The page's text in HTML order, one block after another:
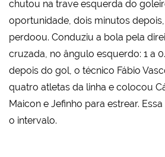
chutou na trave esquerda do
oportunidade, dois minutos
perdoou. Conduziu a bola pela
cruzada, no ângulo esquerdo: 1 a
depois do gol, o técnico Fábio
quatro atletas da linha e colocou
Maicon e Jefinho para estrear.
o intervalo.